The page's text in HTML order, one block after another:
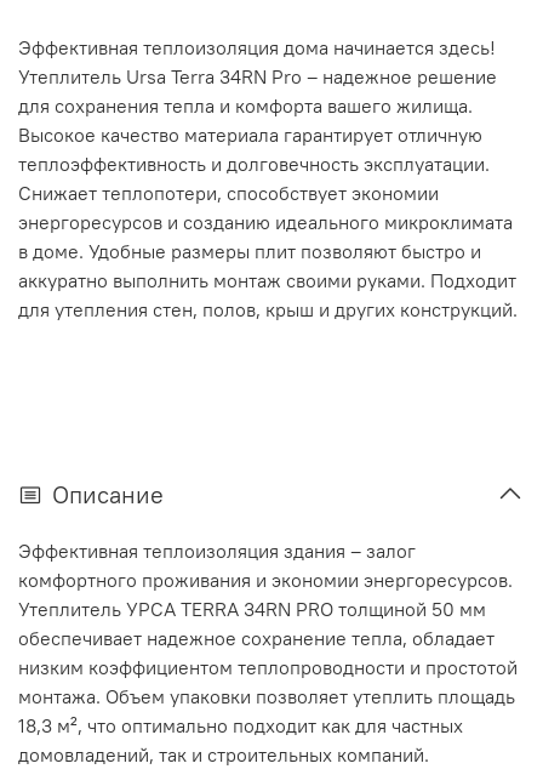
Эффективная теплоизоляция дома начинается здесь!
Утеплитель Ursa Terra 34RN Pro – надежное решение
для сохранения тепла и комфорта вашего жилища.
Высокое качество материала гарантирует отличную
теплоэффективность и долговечность эксплуатации.
Снижает теплопотери, способствует экономии
энергоресурсов и созданию идеального микроклимата
в доме. Удобные размеры плит позволяют быстро и
аккуратно выполнить монтаж своими руками. Подходит
для утепления стен, полов, крыш и других конструкций.
Описание
Эффективная теплоизоляция здания – залог
комфортного проживания и экономии энергоресурсов.
Утеплитель УРСА TERRA 34RN PRO толщиной 50 мм
обеспечивает надежное сохранение тепла, обладает
низким коэффициентом теплопроводности и простотой
монтажа. Объем упаковки позволяет утеплить площадь
18,3 м², что оптимально подходит как для частных
домовладений, так и строительных компаний.